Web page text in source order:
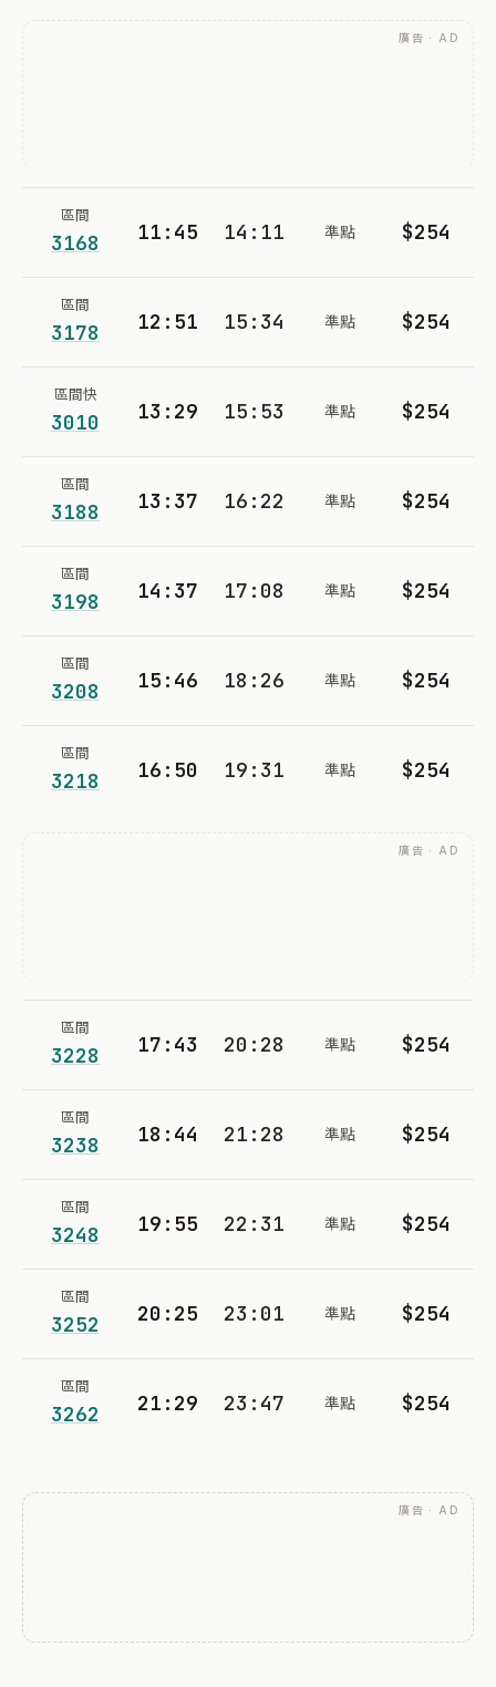
廣告 · AD
區間
3168 11:45 14:11 準點 $254
區間
3178 12:51 15:34 準點 $254
區間快
3010 13:29 15:53 準點 $254
區間
3188 13:37 16:22 準點 $254
區間
3198 14:37 17:08 準點 $254
區間
3208 15:46 18:26 準點 $254
區間
3218 16:50 19:31 準點 $254
廣告 · AD
區間
3228 17:43 20:28 準點 $254
區間
3238 18:44 21:28 準點 $254
區間
3248 19:55 22:31 準點 $254
區間
3252 20:25 23:01 準點 $254
區間
3262 21:29 23:47 準點 $254
廣告 · AD